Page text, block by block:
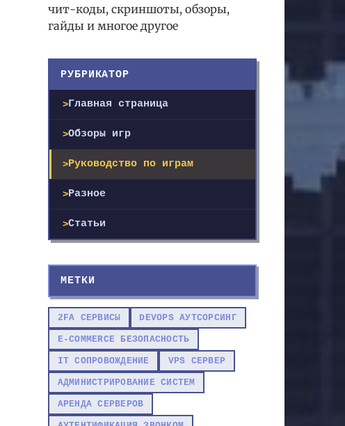
чит-коды, скриншоты, обзоры,
гайды и многое другое
РУБРИКАТОР
Главная страница
Обзоры игр
Руководство по играм
Разное
Статьи
МЕТКИ
2FA СЕРВИСЫ DEVOPS АУТСОРСИНГ
E-COMMERCE БЕЗОПАСНОСТЬ
IT СОПРОВОЖДЕНИЕ VPS СЕРВЕР
АДМИНИСТРИРОВАНИЕ СИСТЕМ
АРЕНДА СЕРВЕРОВ